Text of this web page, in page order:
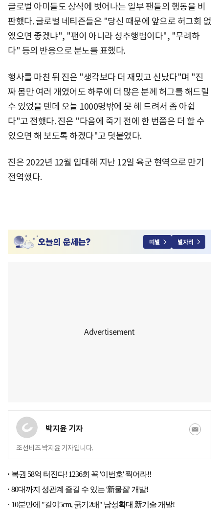
글로벌 아미들도 상식에 벗어나는 일부 팬들의 행동을 비
판했다. 글로벌 네티즌들은 "당신 때문에 앞으로 허그회 없
앴으면 좋겠냐", "팬이 아니라 성추행범이다", "무례하
다" 등의 반응으로 분노를 표했다.
행사를 마친 뒤 진은 "생각보다 더 재밌고 신났다"며 "진
짜 몸만 여러 개였어도 하루에 더 많은 분께 허그를 해드릴
수 있었을 텐데 오늘 1000명밖에 못 해 드려서 좀 아쉽
다"고 전했다. 진은 "다음에 죽기 전에 한 번쯤은 더 할 수
있으면 해 보도록 하겠다"고 덧붙였다.
진은 2022년 12월 입대해 지난 12일 육군 현역으로 만기
전역했다.
띠별 별자리
박지윤 기자
조선비즈 박지윤 기자입니다.